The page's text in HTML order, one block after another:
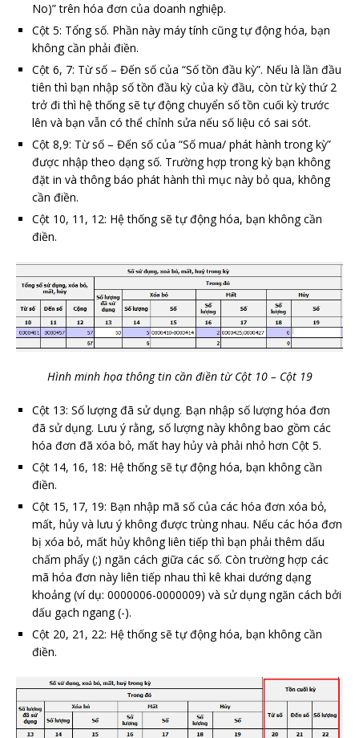
No)” trên hóa đơn của doanh nghiệp.
Cột 5: Tổng số. Phần này máy tính cũng tự động hóa, bạn
không cần phải điền.
Cột 6, 7: Từ số – Đến số của “Số tồn đầu kỳ”. Nếu là lần đầu
tiên thì bạn nhập số tồn đầu kỳ của kỳ đầu, còn từ kỳ thứ 2
trở đi thì hệ thống sẽ tự động chuyển số tồn cuối kỳ trước
lên và bạn vẫn có thể chỉnh sửa nếu số liệu có sai sót.
Cột 8,9: Từ số – Đến số của “Số mua/ phát hành trong kỳ”
được nhập theo dạng số. Trường hợp trong kỳ bạn không
đặt in và thông báo phát hành thì mục này bỏ qua, không
cần điền.
Cột 10, 11, 12: Hệ thống sẽ tự động hóa, bạn không cần
điền.
Hình minh họa thông tin cần điền từ Cột 10 – Cột 19
Cột 13: Số lượng đã sử dụng. Bạn nhập số lượng hóa đơn
đã sử dụng. Lưu ý rằng, số lượng này không bao gồm các
hóa đơn đã xóa bỏ, mất hay hủy và phải nhỏ hơn Cột 5.
Cột 14, 16, 18: Hệ thống sẽ tự động hóa, bạn không cần
điền.
Cột 15, 17, 19: Bạn nhập mã số của các hóa đơn xóa bỏ,
mất, hủy và lưu ý không được trùng nhau. Nếu các hóa đơn
bị xóa bỏ, mất hủy không liên tiếp thì bạn phải thêm dấu
chấm phẩy (;) ngăn cách giữa các số. Còn trường hợp các
mã hóa đơn này liên tiếp nhau thì kê khai dướng dạng
khoảng (ví dụ: 0000006-0000009) và sử dụng ngăn cách bởi
dấu gạch ngang (-).
Cột 20, 21, 22: Hệ thống sẽ tự động hóa, bạn không cần
điền.